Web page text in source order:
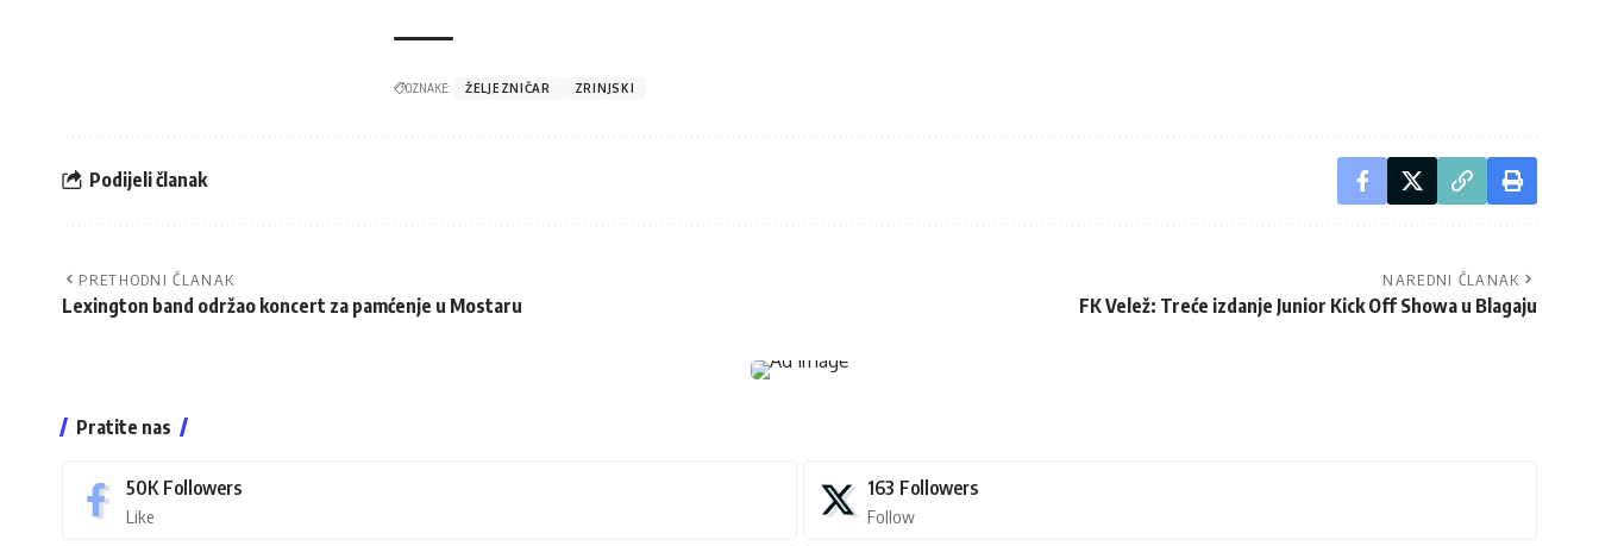
OZNAKE: ŽELJEZNIČAR ZRINJSKI
Podijeli članak
PRETHODNI ČLANAK
Lexington band održao koncert za pamćenje u Mostaru
NAREDNI ČLANAK
FK Velež: Treće izdanje Junior Kick Off Showa u Blagaju
Pratite nas
50K Followers
Like
163 Followers
Follow